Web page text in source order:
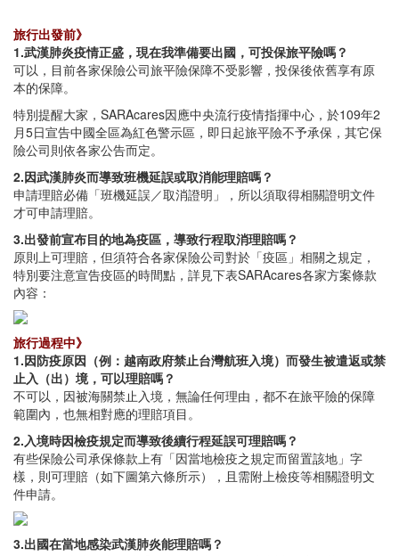
旅行出發前》
1.武漢肺炎疫情正盛，現在我準備要出國，可投保旅平險嗎？
可以，目前各家保險公司旅平險保障不受影響，投保後依舊享有原
本的保障。
特別提醒大家，SARAcares因應中央流行疫情指揮中心，於109年2
月5日宣告中國全區為紅色警示區，即日起旅平險不予承保，其它保
險公司則依各家公告而定。
2.因武漢肺炎而導致班機延誤或取消能理賠嗎？
申請理賠必備「班機延誤／取消證明」，所以須取得相關證明文件
才可申請理賠。
3.出發前宣布目的地為疫區，導致行程取消理賠嗎？
原則上可理賠，但須符合各家保險公司對於「疫區」相關之規定，
特別要注意宣告疫區的時間點，詳見下表SARAcares各家方案條款
內容：
旅行過程中》
1.因防疫原因（例：越南政府禁止台灣航班入境）而發生被遣返或禁
止入（出）境，可以理賠嗎？
不可以，因被海關禁止入境，無論任何理由，都不在旅平險的保障
範圍內，也無相對應的理賠項目。
2.入境時因檢疫規定而導致後續行程延誤可理賠嗎？
有些保險公司承保條款上有「因當地檢疫之規定而留置該地」字
樣，則可理賠（如下圖第六條所示），且需附上檢疫等相關證明文
件申請。
3.出國在當地感染武漢肺炎能理賠嗎？